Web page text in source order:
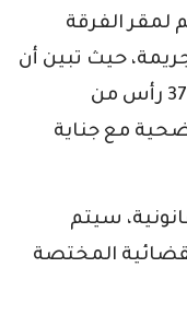
لمقر الفرقة
حيث تبين أن
المشتبه فيهم متورطون بسرقة 37 رأس من
مع جناية
سيتم
المختصة